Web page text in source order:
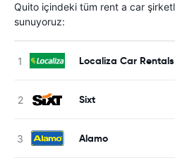
Quito içindeki tüm rent a car
sunuyoruz:
Localiza Car Rentals
Sixt
Alamo